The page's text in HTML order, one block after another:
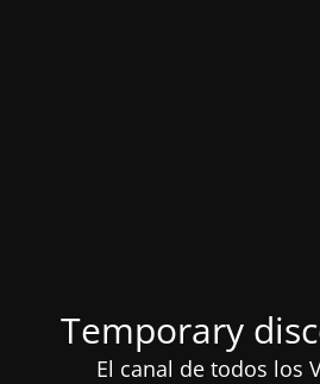
Temporary
El canal de todos los